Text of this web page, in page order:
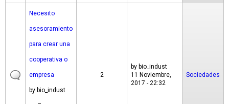
Necesito
asesoramiento
para crear una
cooperativa o
empresa
by bio_indust
2
by bio_indust
11 Noviembre,
2017 - 22:32
Sociedades